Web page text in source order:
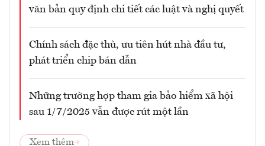
văn bản quy định chi tiết các luật và nghị quyết
Chính sách đặc thù, ưu tiên hút nhà đầu tư,
phát triển chip bán dẫn
Những trường hợp tham gia bảo hiểm xã hội
sau 1/7/2025 vẫn được rút một lần
Xem thêm